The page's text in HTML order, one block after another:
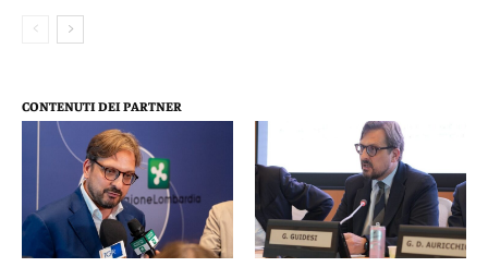
CONTENUTI DEI PARTNER